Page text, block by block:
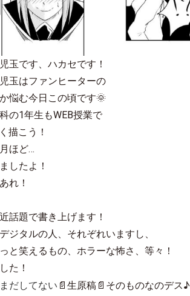
玉です、ハカセです！
玉はファンヒーターの
悩む今日この頃です🌞
の1年生もWEB授業で
描こう！
ほど…
したよ！
れ！
話題で書き上げます！
ジタルの人、それぞれいますし、
と笑えるもの、ホラーな怖さ、等々！
た！
だしてない 📄生原稿📄そのものなのデス♪